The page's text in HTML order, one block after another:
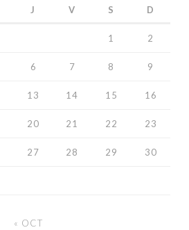
J V S D
1 2
6 7 8 9
13 14 15 16
20 21 22 23
27 28 29 30
« OCT